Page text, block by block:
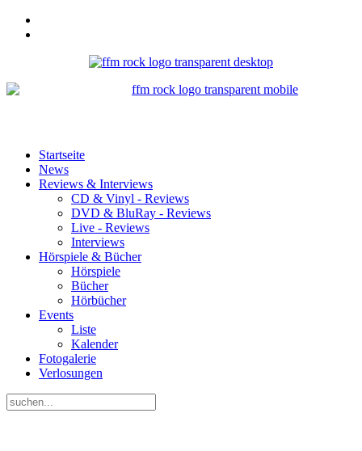
Startseite
News
Reviews & Interviews
CD & Vinyl - Reviews
DVD & BluRay - Reviews
Live - Reviews
Interviews
Hörspiele & Bücher
Hörspiele
Bücher
Hörbücher
Events
Liste
Kalender
Fotogalerie
Verlosungen